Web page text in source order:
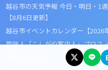
越谷市の天気予報 今日・明日・1
【8月6日更新】
越谷市イベントカレンダー【2026
管理人「こしがや案内人」プロフ